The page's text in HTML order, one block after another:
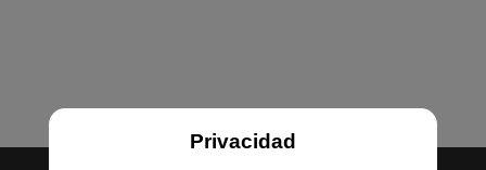
Privacidad